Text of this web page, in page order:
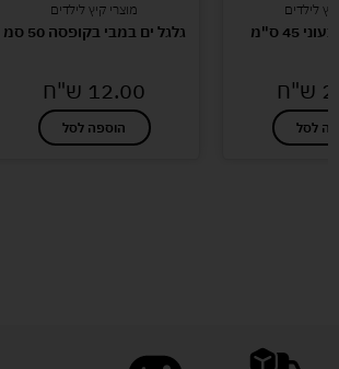
לילדים
45 ס"מ
ש"ח
לסל
מוצרי קיץ לילדים
גלגל ים במבי בקופסה 50 סמ
12.00 ש"ח
הוספה לסל